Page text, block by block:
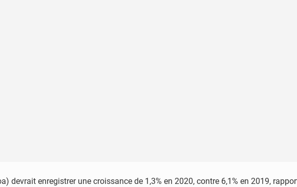
devrait enregistrer une croissance de 1,3% en 2020, contre 6,1% en 2019,